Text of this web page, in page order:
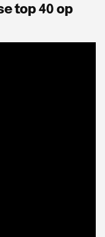
top 40 op